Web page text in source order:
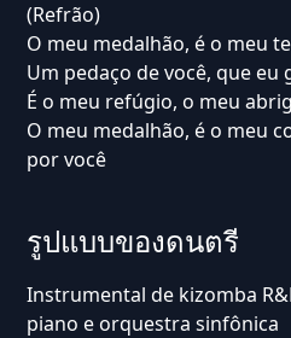
(Refrão)
O meu medalhão, é o meu
Um pedaço de você, que
É o meu refúgio, o meu
O meu medalhão, é o meu
por você
รูปแบบของดนตรี
Instrumental de kizomba
piano e orquestra sinfônica